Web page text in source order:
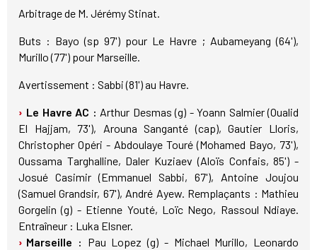
Arbitrage de M. Jérémy Stinat.
Buts : Bayo (sp 97') pour Le Havre ; Aubameyang (64'),
Murillo (77') pour Marseille.
Avertissement : Sabbi (81') au Havre.
Le Havre AC : Arthur Desmas (g) - Yoann Salmier (Oualid
El Hajjam, 73'), Arouna Sanganté (cap), Gautier Lloris,
Christopher Opéri - Abdoulaye Touré (Mohamed Bayo, 73'),
Oussama Targhalline, Daler Kuziaev (Aloïs Confais, 85') -
Josué Casimir (Emmanuel Sabbi, 67'), Antoine Joujou
(Samuel Grandsir, 67'), André Ayew. Remplaçants : Mathieu
Gorgelin (g) - Etienne Youté, Loïc Nego, Rassoul Ndiaye.
Entraîneur : Luka Elsner.
Marseille : Pau Lopez (g) - Michael Murillo, Leonardo